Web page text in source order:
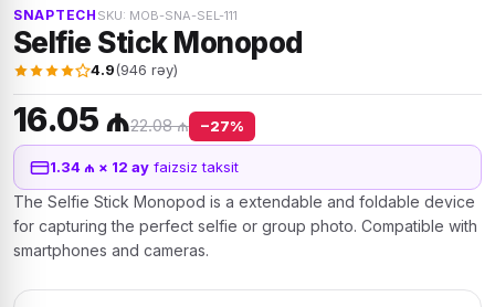
SNAPTECH SKU: MOB-SNA-SEL-111
Selfie Stick Monopod
4.9(946 rəy)
16.05 ₼22.08 ₼ −27%
1.34 ₼ × 12 ay faizsiz taksit
The Selfie Stick Monopod is a extendable and foldable device
for capturing the perfect selfie or group photo. Compatible with
smartphones and cameras.